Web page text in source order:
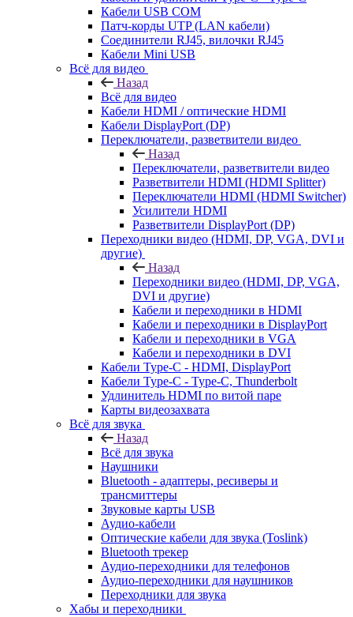
Кабели USB COM
Патч-корды UTP (LAN кабели)
Соединители RJ45, вилочки RJ45
Кабели Mini USB
Всё для видео
Назад
Всё для видео
Кабели HDMI / оптические HDMI
Кабели DisplayPort (DP)
Переключатели, разветвители видео
Назад
Переключатели, разветвители видео
Разветвители HDMI (HDMI Splitter)
Переключатели HDMI (HDMI Switcher)
Усилители HDMI
Разветвители DisplayPort (DP)
Переходники видео (HDMI, DP, VGA, DVI и
другие)
Назад
Переходники видео (HDMI, DP, VGA,
DVI и другие)
Кабели и переходники в HDMI
Кабели и переходники в DisplayPort
Кабели и переходники в VGA
Кабели и переходники в DVI
Кабели Type-C - HDMI, DisplayPort
Кабели Type-C - Type-C, Thunderbolt
Удлинитель HDMI по витой паре
Карты видеозахвата
Всё для звука
Назад
Всё для звука
Наушники
Bluetooth - адаптеры, ресиверы и
трансмиттеры
Звуковые карты USB
Аудио-кабели
Оптические кабели для звука (Toslink)
Bluetooth трекер
Аудио-переходники для телефонов
Аудио-переходники для наушников
Переходники для звука
Хабы и переходники